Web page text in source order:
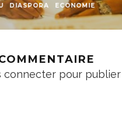
DIASPORA ECONOMIE
connecter pour